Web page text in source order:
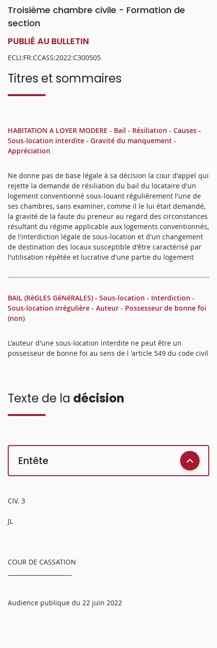
Troisième chambre civile - Formation de
section
PUBLIÉ AU BULLETIN
ECLI:FR:CCASS:2022:C300505
Titres et sommaires
HABITATION A LOYER MODERE - Bail - Résiliation - Causes -
Sous-location interdite - Gravité du manquement -
Appréciation
Ne donne pas de base légale à sa décision la cour d'appel qui
rejette la demande de résiliation du bail du locataire d'un
logement conventionné sous-louant régulièrement l'une de
ses chambres, sans examiner, comme il le lui était demandé,
la gravité de la faute du preneur au regard des circonstances
résultant du régime applicable aux logements conventionnés,
de l'interdiction légale de sous-location et d'un changement
de destination des locaux susceptible d'être caractérisé par
l'utilisation répétée et lucrative d'une partie du logement
BAIL (RèGLES GéNéRALES) - Sous-location - Interdiction -
Sous-location irrégulière - Auteur - Possesseur de bonne foi
(non)
L'auteur d'une sous-location interdite ne peut être un
possesseur de bonne foi au sens de l 'article 549 du code civil
Texte de la décision
Entête
CIV. 3
JL
COUR DE CASSATION
Audience publique du 22 juin 2022